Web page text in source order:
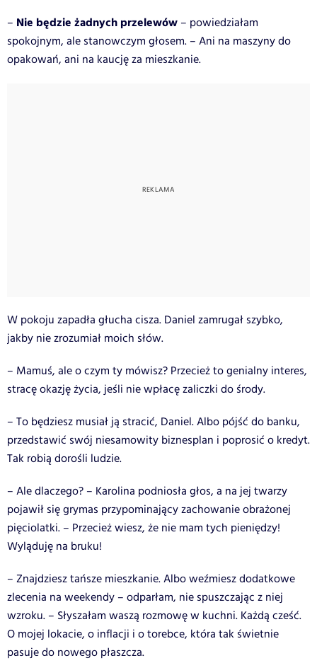
– Nie będzie żadnych przelewów – powiedziałam
spokojnym, ale stanowczym głosem. – Ani na maszyny do
opakowań, ani na kaucję za mieszkanie.
W pokoju zapadła głucha cisza. Daniel zamrugał szybko,
jakby nie zrozumiał moich słów.
– Mamuś, ale o czym ty mówisz? Przecież to genialny interes,
stracę okazję życia, jeśli nie wpłacę zaliczki do środy.
– To będziesz musiał ją stracić, Daniel. Albo pójść do banku,
przedstawić swój niesamowity biznesplan i poprosić o kredyt.
Tak robią dorośli ludzie.
– Ale dlaczego? – Karolina podniosła głos, a na jej twarzy
pojawił się grymas przypominający zachowanie obrażonej
pięciolatki. – Przecież wiesz, że nie mam tych pieniędzy!
Wyląduję na bruku!
– Znajdziesz tańsze mieszkanie. Albo weźmiesz dodatkowe
zlecenia na weekendy – odparłam, nie spuszczając z niej
wzroku. – Słyszałam waszą rozmowę w kuchni. Każdą cześć.
O mojej lokacie, o inflacji i o torebce, która tak świetnie
pasuje do nowego płaszcza.